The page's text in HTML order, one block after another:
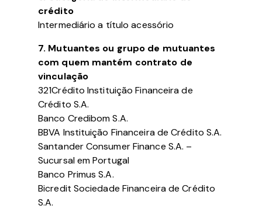
crédito
Intermediário a título acessório
7. Mutuantes ou grupo de mutuantes
com quem mantém contrato de
vinculação
321Crédito Instituição Financeira de
Crédito S.A.
Banco Credibom S.A.
BBVA Instituição Financeira de Crédito S.A.
Santander Consumer Finance S.A. –
Sucursal em Portugal
Banco Primus S.A.
Bicredit Sociedade Financeira de Crédito
S.A.